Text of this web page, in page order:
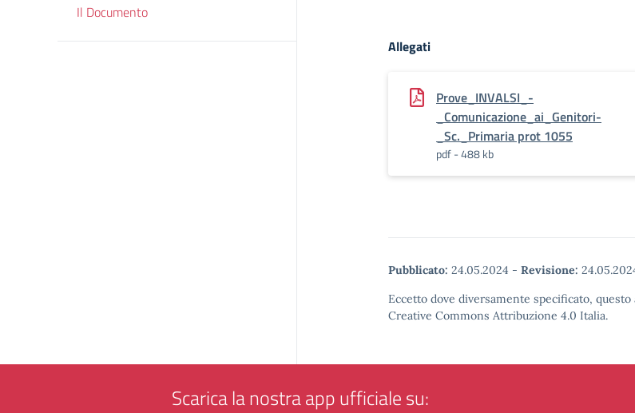
Il Documento
Allegati
Prove_INVALSI_-
_Comunicazione_ai_Genitori-
_Sc._Primaria prot 1055
pdf - 488 kb
Pubblicato: 24.05.2024 - Revisione:
Eccetto dove diversamente specificato,
Creative Commons Attribuzione 4.0 Italia.
Scarica la nostra app ufficiale su: